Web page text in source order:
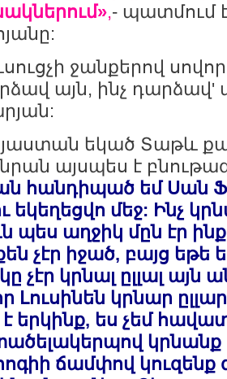
,- պատմում
ջանքերով
այն, ինչ դարձավ'
եկած Տաթև
այսպես է
հանդիպած եմ Սան
եկեղեցվո մեջ: Ինչ
պես աղջիկ մըն էր
չէր իջած, բայց եթե
չէր կրնալ ըլլալ այն
Լուսինեն կրնար
երկինք, ես չեմ
կրնանք
ճամփով կուզենք